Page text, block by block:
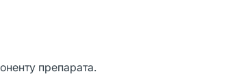
препарата.